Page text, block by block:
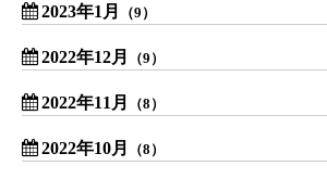
2023年1月 （9）
2022年12月 （9）
2022年11月 （8）
2022年10月 （8）